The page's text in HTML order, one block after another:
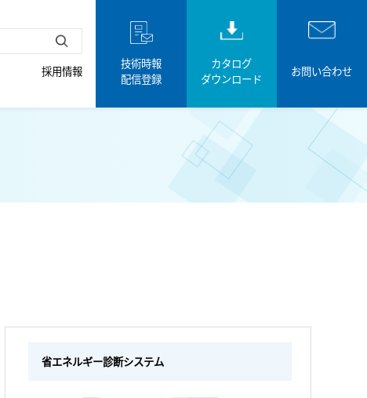
採用情報
技術時報
配信登録
カタログ
ダウンロード
お問い合わせ
省エネルギー診断システム